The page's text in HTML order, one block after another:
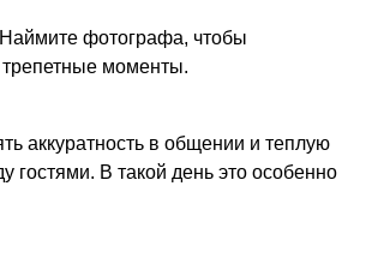
Наймите фотографа, чтобы
трепетные моменты.
аккуратность в общении и теплую
гостями. В такой день это особенно